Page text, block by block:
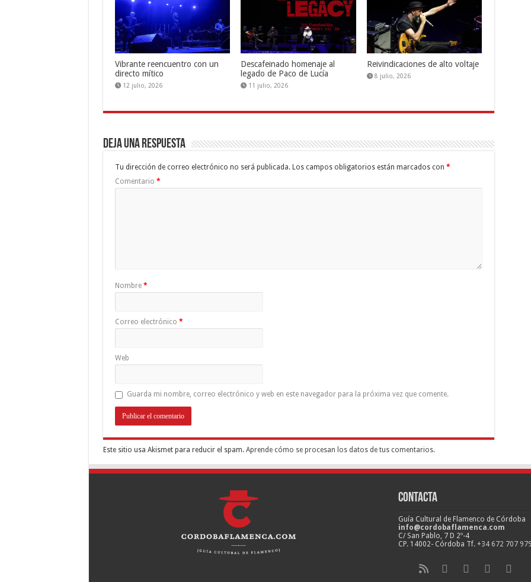
Vibrante reencuentro con un
directo mítico
12 julio, 2026
Descafeinado homenaje al
legado de Paco de Lucía
11 julio, 2026
Reivindicaciones de alto voltaje
8 julio, 2026
Deja una respuesta
Tu dirección de correo electrónico no será publicada. Los campos obligatorios están marcados con *
Comentario *
Nombre *
Correo electrónico *
Web
Guarda mi nombre, correo electrónico y web en este navegador para la próxima vez que comente.
Este sitio usa Akismet para reducir el spam. Aprende cómo se procesan los datos de tus comentarios.
Contacta
Guía Cultural de Flamenco de Córdoba
info@cordobaflamenca.com
C/ San Pablo, 7 D 2º-4
CP. 14002- Córdoba Tf. +34 672 707